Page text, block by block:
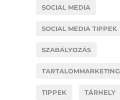
SOCIAL MEDIA
SOCIAL MEDIA TIPPEK
SZABÁLYOZÁS
TARTALOMMARKETING
TIPPEK TÁRHELY